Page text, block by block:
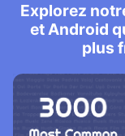
Explorez
et Android
plus